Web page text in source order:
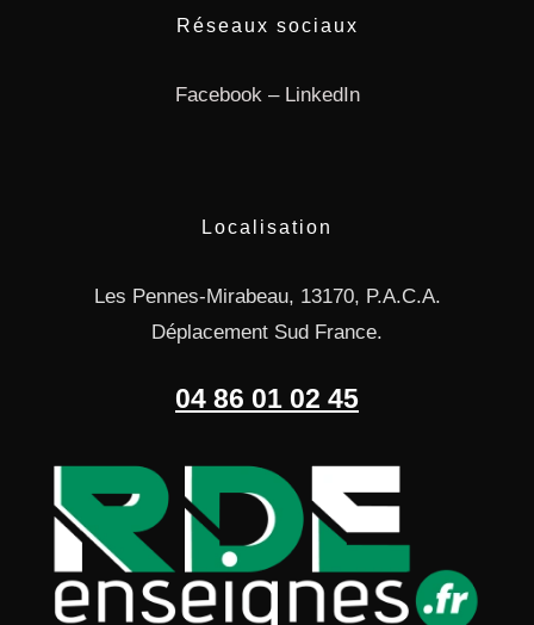
Réseaux sociaux
Facebook– LinkedIn
Localisation
Les Pennes-Mirabeau, 13170, P.A.C.A.
Déplacement Sud France.
04 86 01 02 45